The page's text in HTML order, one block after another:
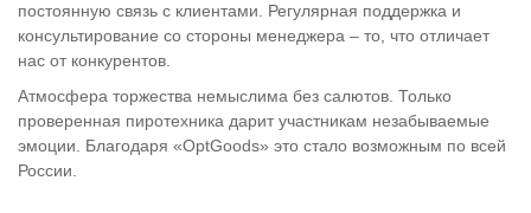
постоянную связь с клиентами. Регулярная поддержка и
консультирование со стороны менеджера – то, что отличает
нас от конкурентов.
Атмосфера торжества немыслима без салютов. Только
проверенная пиротехника дарит участникам незабываемые
эмоции. Благодаря «OptGoods» это стало возможным по всей
России.